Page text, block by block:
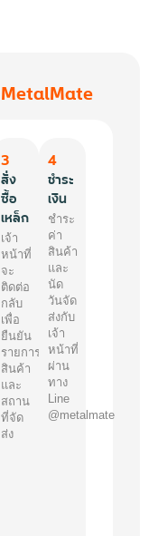
MetalMate
3
สั่ง
ซื้อ
เหล็ก
เจ้า
หน้าที่
จะ
ติดต่อ
กลับ
เพื่อ
ยืนยัน
รายการ
สินค้า
และ
สถาน
ที่จัด
ส่ง
4
ชำระ
เงิน
ชำระ
ค่า
สินค้า
และ
นัด
วันจัด
ส่งกับ
เจ้า
หน้าที่
ผ่าน
ทาง
Line
@metalmate